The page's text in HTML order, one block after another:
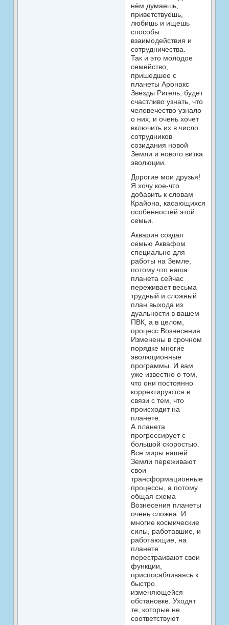
нём думаешь,
приветствуешь,
любишь и ищешь
способы
взаимодействия и
сотрудничества.
Так и это молодое
семейство,
пришедшее с
планеты Аронакс
Звезды Ригель, будет
счастливо узнать, что
человечество узнало
о них, и очень хочет
включить их в число
сотрудников
созидания новой
Земли и нового витка
эволюции.
Дорогие мои друзья!
Я хочу кое-что
добавить к словам
Крайона, касающихся
особенностей этой
семьи.
Акварин создал
семью Аквафом
специально для
работы на Земле,
потому что наша
планета сейчас
переживает весьма
трудный и сложный
план выхода из
дуальности в вашем
ПВК, а в целом,
процесс Вознесения.
Изменены в срочном
порядке многие
эволюционные
программы. И вам
уже известно о том,
что они постоянно
корректируются в
связи с тем, что
происходит на
планете.
А планета
прогрессирует с
большой скоростью.
Все миры нашей
Земли переживают
свои
трансформационные
процессы, а потому
общая схема
Вознесения планеты
очень сложна. И
многие космические
силы, работавшие, и
работающие, на
планете
перестраивают свои
функции,
приспосабливаясь к
быстро
изменяющейся
обстановке. Уходят
те, которые не
соответствуют